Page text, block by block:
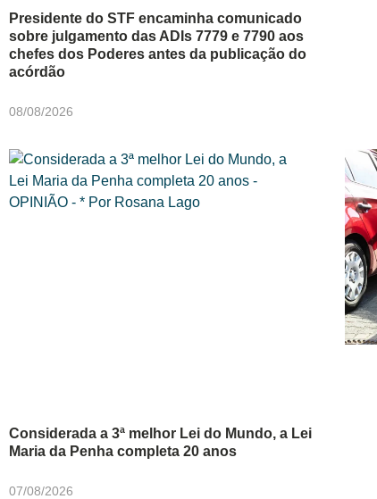
Presidente do STF encaminha comunicado
sobre julgamento das ADIs 7779 e 7790 aos
chefes dos Poderes antes da publicação do
acórdão
08/08/2026
Considerada a 3ª melhor Lei do Mundo, a Lei
Maria da Penha completa 20 anos
07/08/2026